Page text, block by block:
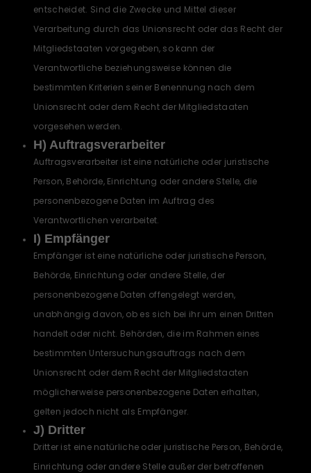
entscheidet. Sind die Zwecke und Mittel dieser
Verarbeitung durch das Unionsrecht oder das Recht der
Mitgliedstaaten vorgegeben, so kann der
Verantwortliche beziehungsweise können die
bestimmten Kriterien seiner Benennung nach dem
Unionsrecht oder dem Recht der Mitgliedstaaten
vorgesehen werden.
H) Auftragsverarbeiter
Auftragsverarbeiter ist eine natürliche oder juristische
Person, Behörde, Einrichtung oder andere Stelle, die
personenbezogene Daten im Auftrag des
Verantwortlichen verarbeitet.
I) Empfänger
Empfänger ist eine natürliche oder juristische Person,
Behörde, Einrichtung oder andere Stelle, der
personenbezogene Daten offengelegt werden,
unabhängig davon, ob es sich bei ihr um einen Dritten
handelt oder nicht. Behörden, die im Rahmen eines
bestimmten Untersuchungsauftrags nach dem
Unionsrecht oder dem Recht der Mitgliedstaaten
möglicherweise personenbezogene Daten erhalten,
gelten jedoch nicht als Empfänger.
J) Dritter
Dritter ist eine natürliche oder juristische Person, Behörde,
Einrichtung oder andere Stelle außer der betroffenen